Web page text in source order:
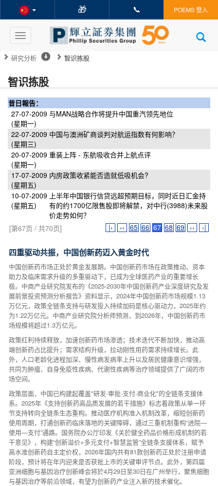
🎁 📞 POEMS 登入
Toggle
navigation
研究分析 智识拣股
智识拣股
昔日報告：
27-07-2009
(星期一)
与MAN战略合作将提升中国重汽领先地位
22-07-2009
(星期三)
中国与澳洲矿商谈判对航运指数有何影响？
20-07-2009
(星期一)
重装上阵 - 东航吸收合并上航点评
17-07-2009
(星期五)
内房政策收紧能否造就低吸机会?
10-07-2009
(星期五)
上半年中国银行信贷远超预期目标，同时近日汇金持
有的约1700亿限售股即将解禁，对中行(3988)未来股
价走势如何？
[第67页 / 共70页]
|‹ ‹‹ 65 66 67 68 69 ›› ›|
四重驱动共振，中国创新药迈入黄金时代
中国创新药市场正处於黄金发展期。中国创新药市场在政策推动、资本
助力及临床需求升级的多重驱动下，已成为全球医药产业的重要增长
极。中商产业研究院发布的《2025-2030年中国创新药产业深度研究及发
展前景投资预测分析报告》资料显示，2024年中国创新药市场规模1.13
万亿元，政策全链条支持与研发投入持续加码是核心驱动力，2025年约
为1.22万亿元。中商产业研究院分析师预测，到2026年，中国创新药市
场规模将超过1.3万亿元。
政策红利持续释放，加速创新药市场渗透；技术迭代不断加快，推动高
端创新药占比提升；需求结构升级，拉动刚性用药需求持续增长。此
外，人口老龄化进程加深、慢性病发病率上升以及居民健康意识增强，
共同为肿瘤、自身免疫性疾病、代谢性疾病等治疗领域提供了广阔的市
场空间。
政策层面，中国已构建起覆盖"研发-审批-支付-商业化"的全链条支援体
系。2025年《支持创新药高品质发展的若干措施》标志着政策从单一环
节支持转向全链条生态重构。推动医疗机构准入机制改革，缩短创新药
使用周期，打通创新药临床落地的关键障碍，通过三重机制重构“进院—
使用—支付”通路。国务院办公厅印发《关於健全药品价格形成机制的若
干意见》，构建“创新溢价+多元支付+智慧监管”全链条支援体系，赋予
高水准创新药自主定价权，2026年国内共有81款创新药正处於注册申请
阶段，预计将在年内迎来是否获批上市的关键审评节点。此外，第四届
亚洲细胞与基因治疗创新峰会将於4月29日至30日在广州举行，聚焦细胞
与基因治疗等前沿领域，有望为创新药产业注入新的技术催化。